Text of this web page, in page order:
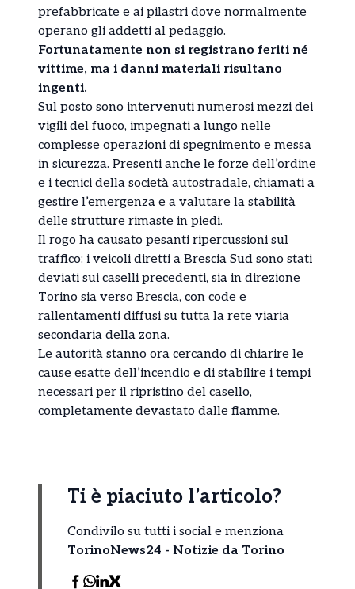
prefabbricate e ai pilastri dove normalmente
operano gli addetti al pedaggio.
Fortunatamente non si registrano feriti né
vittime, ma i danni materiali risultano
ingenti.
Sul posto sono intervenuti numerosi mezzi dei
vigili del fuoco, impegnati a lungo nelle
complesse operazioni di spegnimento e messa
in sicurezza. Presenti anche le forze dell’ordine
e i tecnici della società autostradale, chiamati a
gestire l’emergenza e a valutare la stabilità
delle strutture rimaste in piedi.
Il rogo ha causato pesanti ripercussioni sul
traffico: i veicoli diretti a Brescia Sud sono stati
deviati sui caselli precedenti, sia in direzione
Torino sia verso Brescia, con code e
rallentamenti diffusi su tutta la rete viaria
secondaria della zona.
Le autorità stanno ora cercando di chiarire le
cause esatte dell’incendio e di stabilire i tempi
necessari per il ripristino del casello,
completamente devastato dalle fiamme.
Ti è piaciuto l’articolo?
Condivilo su tutti i social e menziona
TorinoNews24 - Notizie da Torino